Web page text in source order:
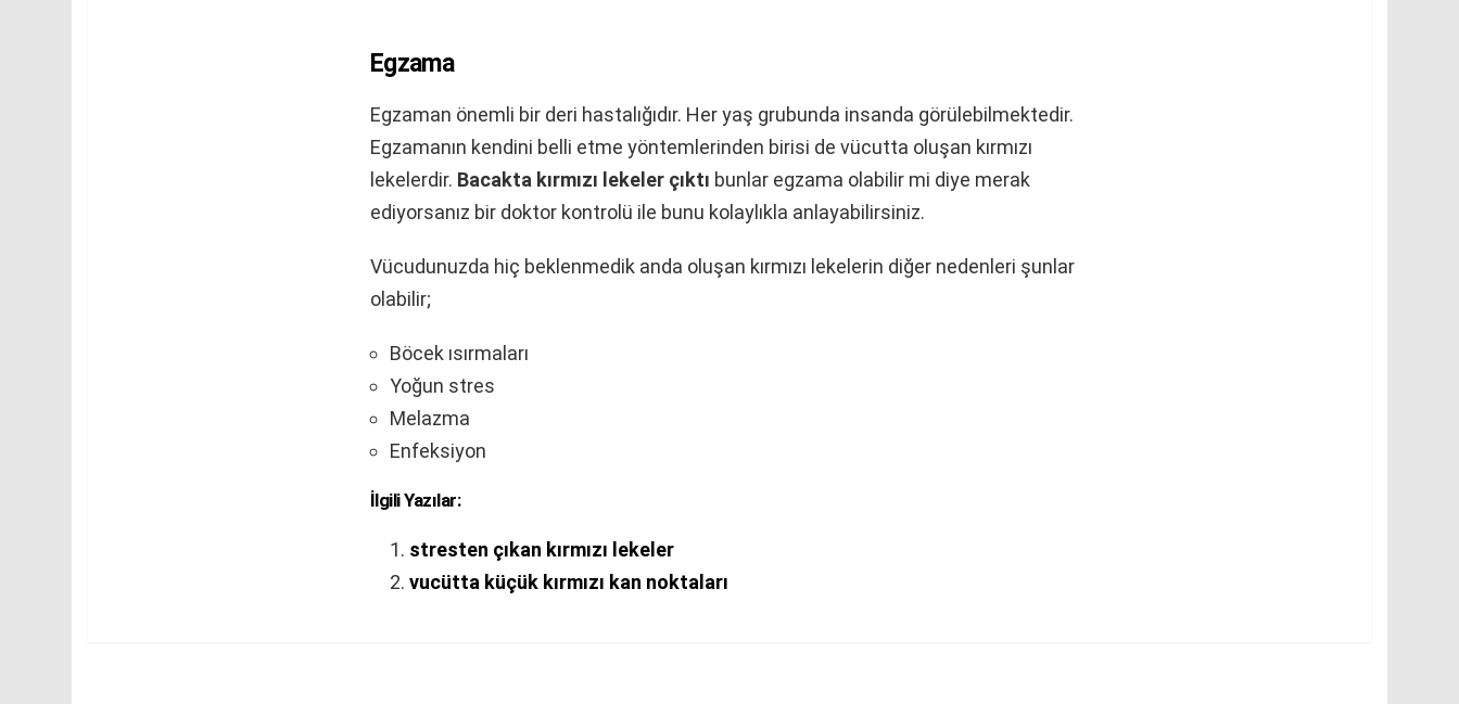
Egzama
Egzaman önemli bir deri hastalığıdır. Her yaş grubunda insanda görülebilmektedir.
Egzamanın kendini belli etme yöntemlerinden birisi de vücutta oluşan kırmızı
lekelerdir. Bacakta kırmızı lekeler çıktı bunlar egzama olabilir mi diye merak
ediyorsanız bir doktor kontrolü ile bunu kolaylıkla anlayabilirsiniz.
Vücudunuzda hiç beklenmedik anda oluşan kırmızı lekelerin diğer nedenleri şunlar
olabilir;
Böcek ısırmaları
Yoğun stres
Melazma
Enfeksiyon
İlgili Yazılar:
stresten çıkan kırmızı lekeler
vucütta küçük kırmızı kan noktaları